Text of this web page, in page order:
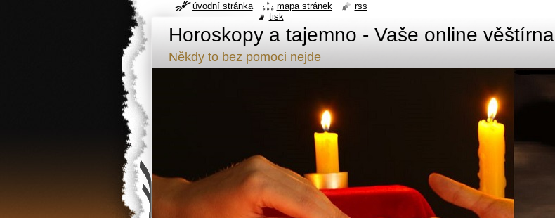
Horoskopy a tajemno - Vaše online věštírna
Někdy to bez pomoci nejde
úvodní stránka mapa stránek
rss
tisk